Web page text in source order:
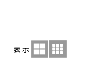
表示